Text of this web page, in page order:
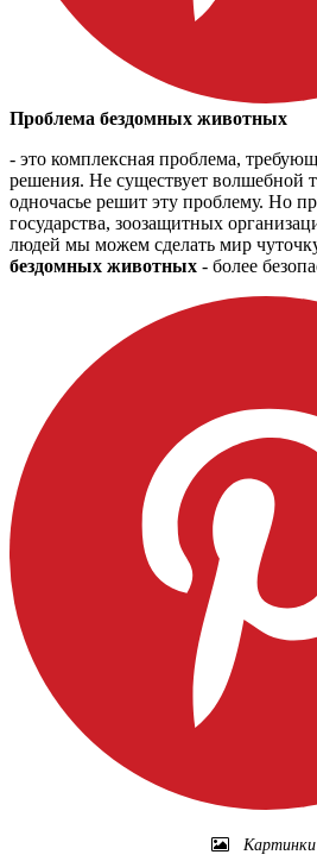
Проблема бездомных животных
- это комплексная проблема,
решения. Не существует волшебной
одночасье решит эту проблему. Но
государства, зоозащитных
людей мы можем сделать мир
бездомных животных - более
Картинки